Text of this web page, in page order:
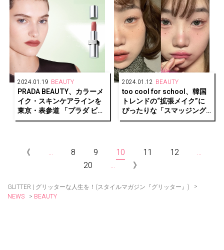
2024.01.19 BEAUTY
PRADA BEAUTY、カラーメ
イク・スキンケアラインを
東京・表参道 「プラダ ビュ
ーティ トウキョウ」にて先
2024.01.12 BEAUTY
too cool for school、韓国
トレンドの“拡張メイク”に
ぴったりな「スマッジング
アンダーライナー」発売開
《 ... 8 9 10 11 12
...
20
... 》
GLITTER | グリッターな人生を！(スタイルマガジン『グリッター』)
>
NEWS > BEAUTY